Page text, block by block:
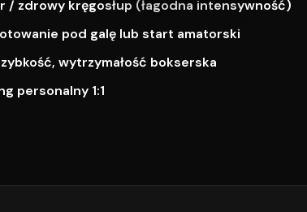
/ zdrowy kręgosłup (łagodna intensywność)
pod galę lub start amatorski
wytrzymałość bokserska
personalny 1:1